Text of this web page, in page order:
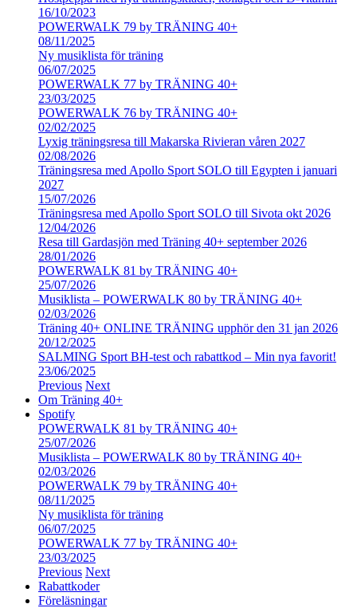
16/10/2023
POWERWALK 79 by TRÄNING 40+
08/11/2025
Ny musiklista för träning
06/07/2025
POWERWALK 77 by TRÄNING 40+
23/03/2025
POWERWALK 76 by TRÄNING 40+
02/02/2025
Lyxig träningsresa till Makarska Rivieran våren 2027
02/08/2026
Träningsresa med Apollo Sport SOLO till Egypten i januari
2027
15/07/2026
Träningsresa med Apollo Sport SOLO till Sivota okt 2026
12/04/2026
Resa till Gardasjön med Träning 40+ september 2026
28/01/2026
POWERWALK 81 by TRÄNING 40+
25/07/2026
Musiklista – POWERWALK 80 by TRÄNING 40+
02/03/2026
Träning 40+ ONLINE TRÄNING upphör den 31 jan 2026
20/12/2025
SALMING Sport BH-test och rabattkod – Min nya favorit!
23/06/2025
Previous Next
Om Träning 40+
Spotify
POWERWALK 81 by TRÄNING 40+
25/07/2026
Musiklista – POWERWALK 80 by TRÄNING 40+
02/03/2026
POWERWALK 79 by TRÄNING 40+
08/11/2025
Ny musiklista för träning
06/07/2025
POWERWALK 77 by TRÄNING 40+
23/03/2025
Previous Next
Rabattkoder
Föreläsningar